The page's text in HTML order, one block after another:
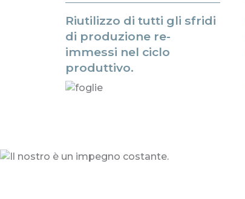
Riutilizzo di tutti gli sfridi
di produzione re-
immessi nel ciclo
produttivo.